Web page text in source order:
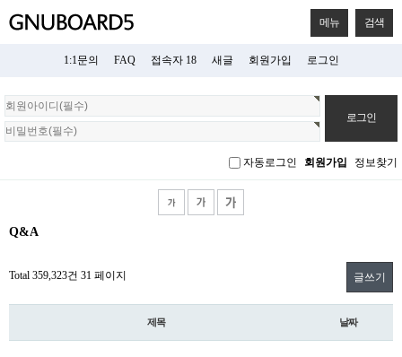
메뉴 검색
1:1문의 FAQ 접속자 18 새글 회원가입 로그인
회
원
로
자동로그인 회원가입 정보찾기
Q&A
Total 359,323건 31 페이지 글쓰기
제목 날짜